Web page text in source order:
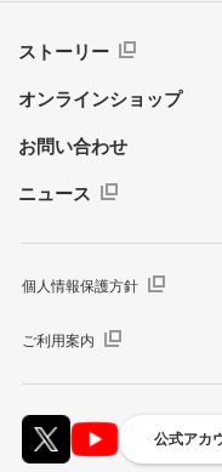
ストーリー
オンラインショップ
お問い合わせ
ニュース
個人情報保護方針
ご利用案内
公式アカ